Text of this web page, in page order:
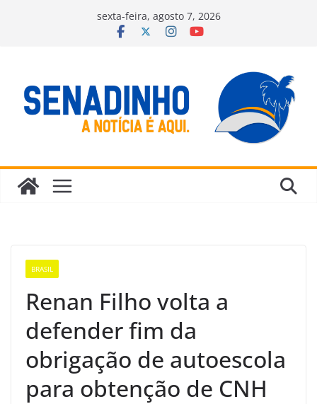
sexta-feira, agosto 7, 2026
BRASIL
Renan Filho volta a
defender fim da
obrigação de autoescola
para obtenção de CNH